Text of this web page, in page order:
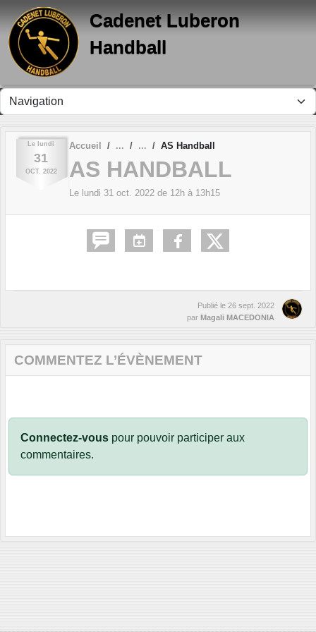
Cadenet Luberon
Handball
Le lundi
31
OCT. 2022
Accueil AS Handball
AS HANDBALL
Le lundi 31 oct. 2022 de 12h à 13h15
Publié le 26 sept. 2022
par Magali MACEDONIA
COMMENTEZ L’ÉVÈNEMENT
Connectez-vous pour pouvoir participer aux
commentaires.
Panneau de gestion des cookies